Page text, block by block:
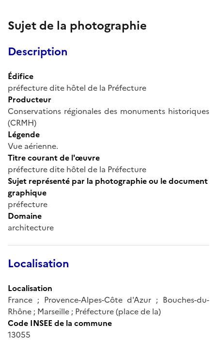
Sujet de la photographie
Description
Édifice
préfecture dite hôtel de la Préfecture
Producteur
Conservations régionales des monuments historiques
(CRMH)
Légende
Vue aérienne.
Titre courant de l'œuvre
préfecture dite hôtel de la Préfecture
Sujet représenté par la photographie ou le document
graphique
préfecture
Domaine
architecture
Localisation
Localisation
France ; Provence-Alpes-Côte d'Azur ; Bouches-du-
Rhône ; Marseille ; Préfecture (place de la)
Code INSEE de la commune
13055